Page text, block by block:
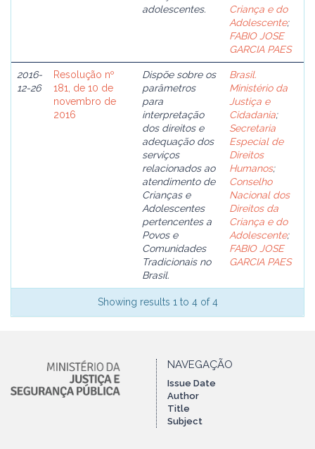
adolescentes.
Criança e do
Adolescente;
FABIO JOSE
GARCIA PAES
2016-
12-26
Resolução nº
181, de 10 de
novembro de
2016
Dispõe sobre os
parâmetros
para
interpretação
dos direitos e
adequação dos
serviços
relacionados ao
atendimento de
Crianças e
Adolescentes
pertencentes a
Povos e
Comunidades
Tradicionais no
Brasil.
Brasil.
Ministério da
Justiça e
Cidadania;
Secretaria
Especial de
Direitos
Humanos;
Conselho
Nacional dos
Direitos da
Criança e do
Adolescente;
FABIO JOSE
GARCIA PAES
Showing results 1 to 4 of 4
NAVEGAÇÃO
Issue Date
Author
Title
Subject